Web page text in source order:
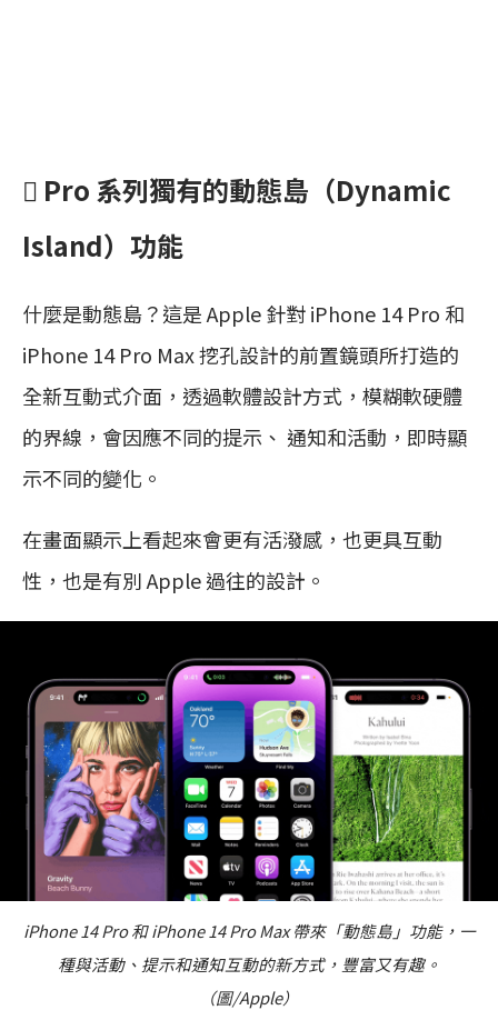
 Pro 系列獨有的動態島（Dynamic
Island）功能
什麼是動態島？這是 Apple 針對 iPhone 14 Pro 和
iPhone 14 Pro Max 挖孔設計的前置鏡頭所打造的
全新互動式介面，透過軟體設計方式，模糊軟硬體
的界線，會因應不同的提示、 通知和活動，即時顯
示不同的變化。
在畫面顯示上看起來會更有活潑感，也更具互動
性，也是有別 Apple 過往的設計。
iPhone 14 Pro 和 iPhone 14 Pro Max 帶來「動態島」功能，一
種與活動、提示和通知互動的新方式，豐富又有趣。
（圖/Apple）